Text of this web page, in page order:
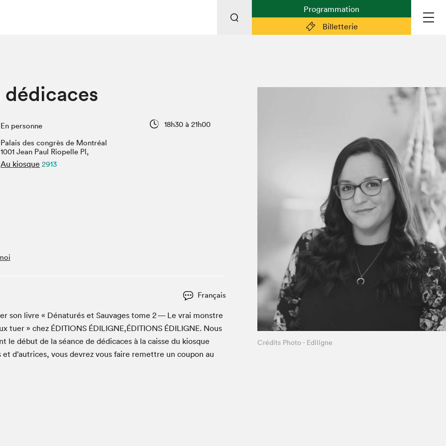
Billetterie
Programmation
Vidéos et balados
Liseur Public
Matinées scolaires Hydro-Québec
Espace exposant·e·s
Espace enseignant·e·s
Espace participant⋅e⋅s
Espace Salon dans la ville
Espace bénévoles
Devenir bénévole
À propos du Salon
Liste des exposant·e·s
Liste des auteur·rice·s
En personne
18h30 à 21h00
Palais des congrès de Montréal
1001 Jean Paul Riopelle Pl,
Au kiosque 2913
Français
son livre « Dénaturés et Sauvages tome 2— Le vrai mon­stre
tuer » chez ÉDI­TIONS ÉDILIGNE,ÉDITIONS ÉDILIGNE. Nous
le début de la séance de dédi­caces à la caisse du kiosque
d’autrices, vous devrez vous faire remet­tre un coupon au
Crédits Photo - Ediligne